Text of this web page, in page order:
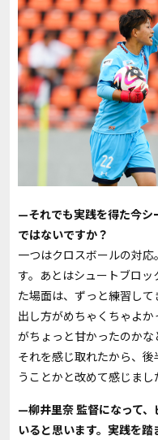
—それでも実践を得た今シ
ではないですか？
一つはクロスボールの対
す。あとはシュートブロ
た場面は、ずっと練習し
出し方がめちゃくちゃよ
がちょっと甘かったのか
それを感じ取れたから、
うことかと改めて感じまし
—柳井里奈 監督になって
いると思います。実践を